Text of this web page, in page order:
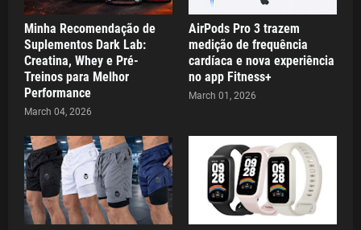
Minha Recomendação de
Suplementos Dark Lab:
Creatina, Whey e Pré-
Treinos para Melhor
Performance
March 04, 2026
AirPods Pro 3 trazem
medição de frequência
cardíaca e nova experiência
no app Fitness+
March 01, 2026